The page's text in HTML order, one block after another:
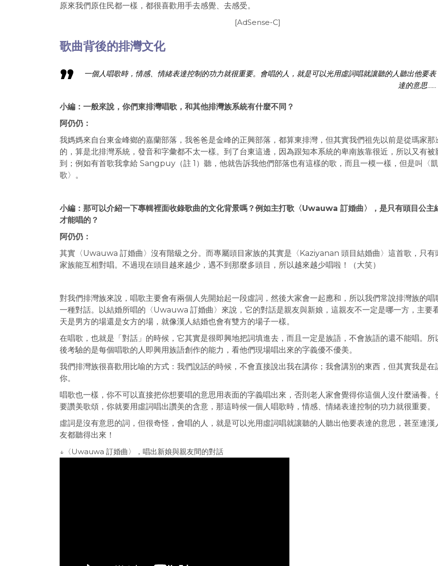
原來我們原住民都一樣，都很喜歡用手去感覺、去感受。
[AdSense-C]
歌曲背後的排灣文化
一個人唱歌時，情感、情緒表達控制的功力就很重要。會唱的人，就是可以光用虛詞唱就讓聽的人聽出他要表
達的意思……
小編：一般來說，你們東排灣唱歌，和其他排灣族系統有什麼不同？
阿仍仍：
我媽媽來自台東金峰鄉的嘉蘭部落，我爸爸是金峰的正興部落，都算東排灣，但其實我們祖先以前是從瑪家那
的，算是北排灣系統，發音和字彙都不太一樣。到了台東這邊，因為跟知本系統的卑南族靠很近，所以又有被
到；例如有首歌我拿給 Sangpuy（註 1）聽，他就告訴我他們部落也有這樣的歌，而且一模一樣，但是叫〈
歌〉。
小編：那可以介紹一下專輯裡面收錄歌曲的文化背景嗎？例如主打歌〈Uwauwa 訂婚曲〉，是只有頭目公主
才能唱的？
阿仍仍：
其實〈Uwauwa 訂婚曲〉沒有階級之分。而專屬頭目家族的其實是〈Kaziyanan 頭目結婚曲〉這首歌，只有
家族能互相對唱。不過現在頭目越來越少，遇不到那麼多頭目，所以越來越少唱啦！（大笑）
對我們排灣族來說，唱歌主要會有兩個人先開始起一段虛詞，然後大家會一起應和，所以我們常說排灣族的唱
一種對話。以結婚所唱的〈Uwauwa 訂婚曲〉來說，它的對話是親友與新娘，這親友不一定是哪一方，主要
天是男方的場還是女方的場，就像漢人結婚也會有雙方的場子一樣。
在唱歌，也就是「對話」的時候，它其實是很即興地把詞填進去，而且一定是族語，不會族語的還不能唱。所
後考驗的是每個唱歌的人即興用族語創作的能力，看他們現場唱出來的字義優不優美。
我們排灣族很喜歡用比喻的方式：我們說話的時候，不會直接說出我在講你；我會講別的東西，但其實我是在
你。
唱歌也一樣，你不可以直接把你想要唱的意思用表面的字義唱出來，否則老人家會覺得你這個人沒什麼涵養。
要讚美歌頌，你就要用虛詞唱出讚美的含意，那這時候一個人唱歌時，情感、情緒表達控制的功力就很重要。
虛詞是沒有意思的詞，但很奇怪，會唱的人，就是可以光用虛詞唱就讓聽的人聽出他要表達的意思，甚至連漢
友都聽得出來！
↓〈Uwauwa 訂婚曲〉，唱出新娘與親友間的對話